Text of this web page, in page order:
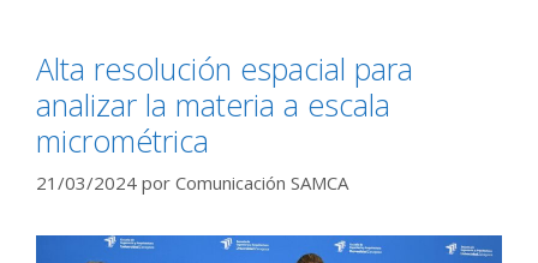
Alta resolución espacial para
analizar la materia a escala
micrométrica
21/03/2024 por Comunicación SAMCA